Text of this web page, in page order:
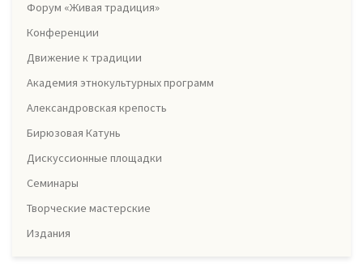
Форум «Живая традиция»
Конференции
Движение к традиции
Академия этнокультурных программ
Александровская крепость
Бирюзовая Катунь
Дискуссионные площадки
Семинары
Творческие мастерские
Издания